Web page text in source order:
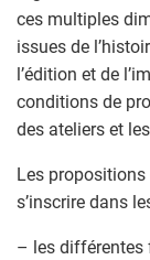
ces multiples
issues de
l’édition et de
conditions de
des ateliers et
Les
s’inscrire dans
– les différentes